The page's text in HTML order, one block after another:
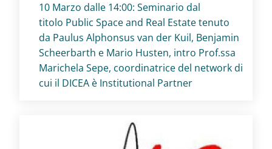
Titolo card:
10 Marzo dalle 14:00: Seminario dal
titolo Public Space and Real Estate tenuto
da Paulus Alphonsus van der Kuil, Benjamin
Scheerbarth e Mario Husten, intro Prof.ssa
Marichela Sepe, coordinatrice del network di
cui il DICEA è Institutional Partner